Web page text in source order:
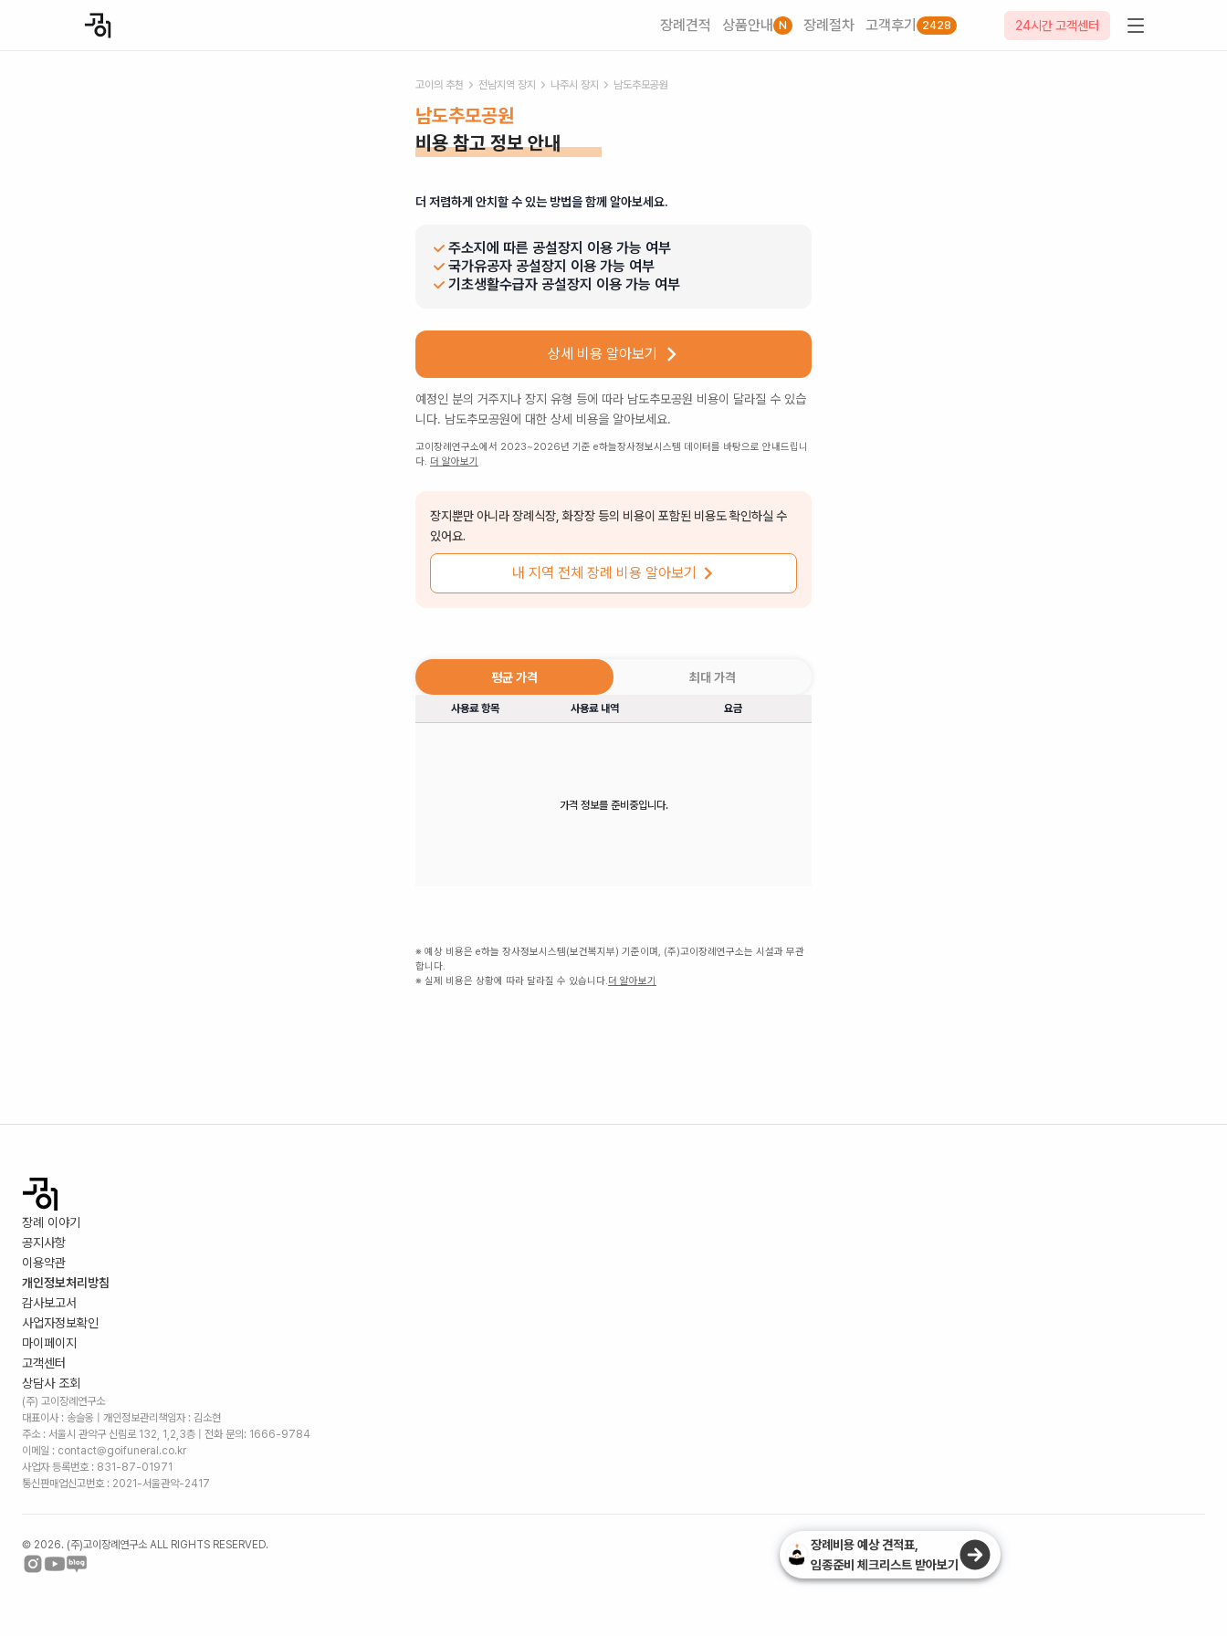
장례견적 상품안내 N 장례절차 고객후기 2428 24시간 고객센터
고이의 추천 전남지역 장지 나주시 장지 남도추모공원
남도추모공원
비용 참고 정보 안내
더 저렴하게 안치할 수 있는 방법을 함께 알아보세요.
주소지에 따른 공설장지 이용 가능 여부
국가유공자 공설장지 이용 가능 여부
기초생활수급자 공설장지 이용 가능 여부
상세 비용 알아보기
예정인 분의 거주지나 장지 유형 등에 따라 남도추모공원 비용이 달라질 수 있습
니다. 남도추모공원에 대한 상세 비용을 알아보세요.
고이장례연구소에서 2023~2026년 기준 e하늘장사정보시스템 데이터를 바탕으로 안내드립니
다. 더 알아보기
장지뿐만 아니라 장례식장, 화장장 등의 비용이 포함된 비용도 확인하실 수
있어요.
내 지역 전체 장례 비용 알아보기
평균 가격 최대 가격
사용료 항목 사용료 내역 요금
가격 정보를 준비중입니다.
※ 예상 비용은 e하늘 장사정보시스템(보건복지부) 기준이며, (주)고이장례연구소는 시설과 무관
합니다.
※ 실제 비용은 상황에 따라 달라질 수 있습니다.더 알아보기
장례 이야기
공지사항
이용약관
개인정보처리방침
감사보고서
사업자정보확인
마이페이지
고객센터
상담사 조회
(주) 고이장례연구소
대표이사 : 송슬옹 | 개인정보관리책임자 : 김소현
주소 : 서울시 관악구 신림로 132, 1,2,3층 | 전화 문의: 1666-9784
이메일 : contact@goifuneral.co.kr
사업자 등록번호 : 831-87-01971
통신판매업신고번호 : 2021-서울관악-2417
© 2026. (주)고이장례연구소 ALL RIGHTS RESERVED.
장례비용 예상 견적표,
임종준비 체크리스트 받아보기